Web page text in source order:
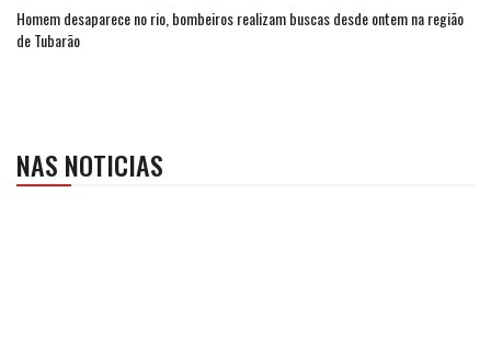
Homem desaparece no rio, bombeiros realizam buscas desde ontem na região
de Tubarão
NAS NOTICIAS